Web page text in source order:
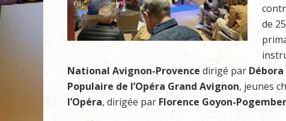
de
National Avignon-Provence dirigé par
Populaire de l’Opéra Grand Avignon, jeunes
l’Opéra, dirigée par Florence Goyon-